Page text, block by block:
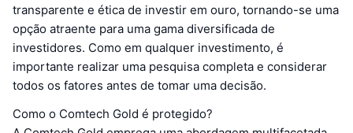
transparente e ética de investir em ouro, tornando-se uma
opção atraente para uma gama diversificada de
investidores. Como em qualquer investimento, é
importante realizar uma pesquisa completa e considerar
todos os fatores antes de tomar uma decisão.
Como o Comtech Gold é protegido?